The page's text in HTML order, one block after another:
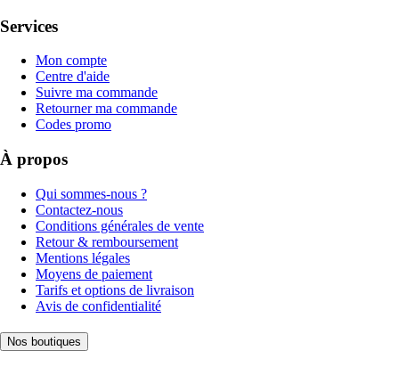
Services
Mon compte
Centre d'aide
Suivre ma commande
Retourner ma commande
Codes promo
À propos
Qui sommes-nous ?
Contactez-nous
Conditions générales de vente
Retour & remboursement
Mentions légales
Moyens de paiement
Tarifs et options de livraison
Avis de confidentialité
Nos boutiques